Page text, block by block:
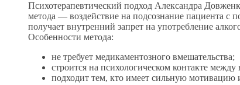
Психотерапевтический подход Александра
метода — воздействие на подсознание пациента с
получает внутренний запрет на употребление
Особенности метода:
не требует медикаментозного вмешательства;
строится на психологическом контакте
подходит тем, кто имеет сильную мотивацию